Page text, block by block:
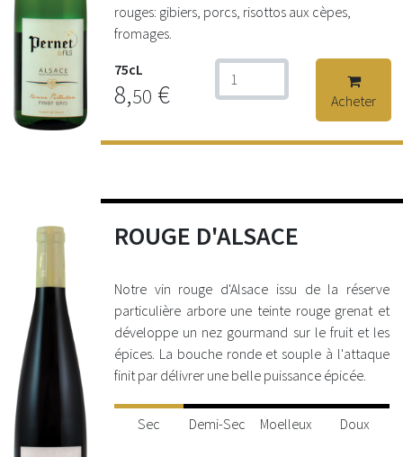
rouges: gibiers, porcs, risottos aux cèpes,
fromages.
75cL
8,50 € Acheter
ROUGE D'ALSACE
Notre vin rouge d'Alsace issu de la réserve
particulière arbore une teinte rouge grenat et
développe un nez gourmand sur le fruit et les
épices. La bouche ronde et souple à l'attaque
finit par délivrer une belle puissance épicée.
Sec Demi-Sec Moelleux Doux